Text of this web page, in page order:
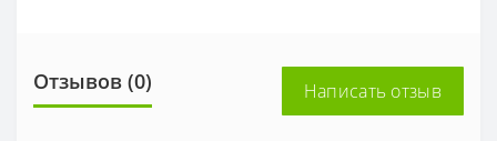
Отзывов (0) Написать отзыв